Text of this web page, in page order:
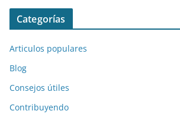
Categorías
Articulos populares
Blog
Consejos útiles
Contribuyendo